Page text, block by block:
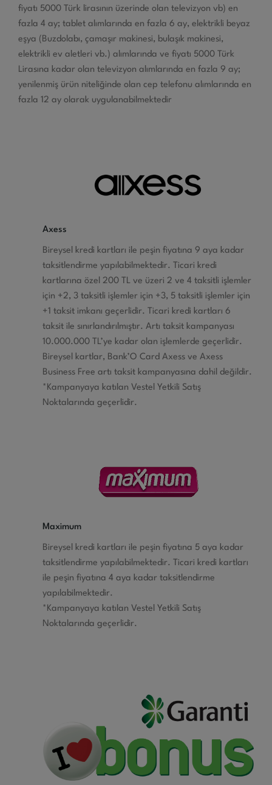
fiyatı 5000 Türk lirasının üzerinde olan televizyon vb) en
fazla 4 ay; tablet alımlarında en fazla 6 ay, elektrikli beyaz
eşya (Buzdolabı, çamaşır makinesi, bulaşık makinesi,
elektrikli ev aletleri vb.) alımlarında ve fiyatı 5000 Türk
Lirasına kadar olan televizyon alımlarında en fazla 9 ay;
yenilenmiş ürün niteliğinde olan cep telefonu alımlarında en
fazla 12 ay olarak uygulanabilmektedir
Axess
Bireysel kredi kartları ile peşin fiyatına 9 aya kadar
taksitlendirme yapılabilmektedir. Ticari kredi
kartlarına özel 200 TL ve üzeri 2 ve 4 taksitli işlemler
için +2, 3 taksitli işlemler için +3, 5 taksitli işlemler için
+1 taksit imkanı geçerlidir. Ticari kredi kartları 6
taksit ile sınırlandırılmıştır. Artı taksit kampanyası
10.000.000 TL’ye kadar olan işlemlerde geçerlidir.
Bireysel kartlar, Bank’O Card Axess ve Axess
Business Free artı taksit kampanyasına dahil değildir.
*Kampanyaya katılan Vestel Yetkili Satış
Noktalarında geçerlidir.
Maximum
Bireysel kredi kartları ile peşin fiyatına 5 aya kadar
taksitlendirme yapılabilmektedir. Ticari kredi kartları
ile peşin fiyatına 4 aya kadar taksitlendirme
yapılabilmektedir.
*Kampanyaya katılan Vestel Yetkili Satış
Noktalarında geçerlidir.